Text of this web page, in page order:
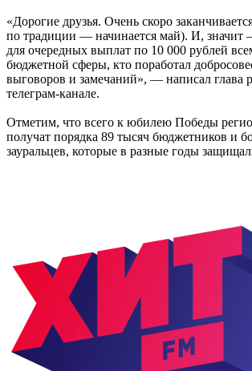
«Дорогие друзья. Очень скоро
по традиции — начинается май). И, значит
для очередных выплат по 10 000 рублей
бюджетной сферы, кто поработал
выговоров и замечаний», — написал глава
телеграм-канале.
Отметим, что всего к юбилею Победы
получат порядка 89 тысяч бюджетников и
зауральцев, которые в разные годы